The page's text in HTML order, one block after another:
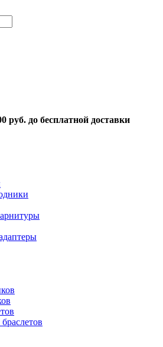
руб. до бесплатной доставки